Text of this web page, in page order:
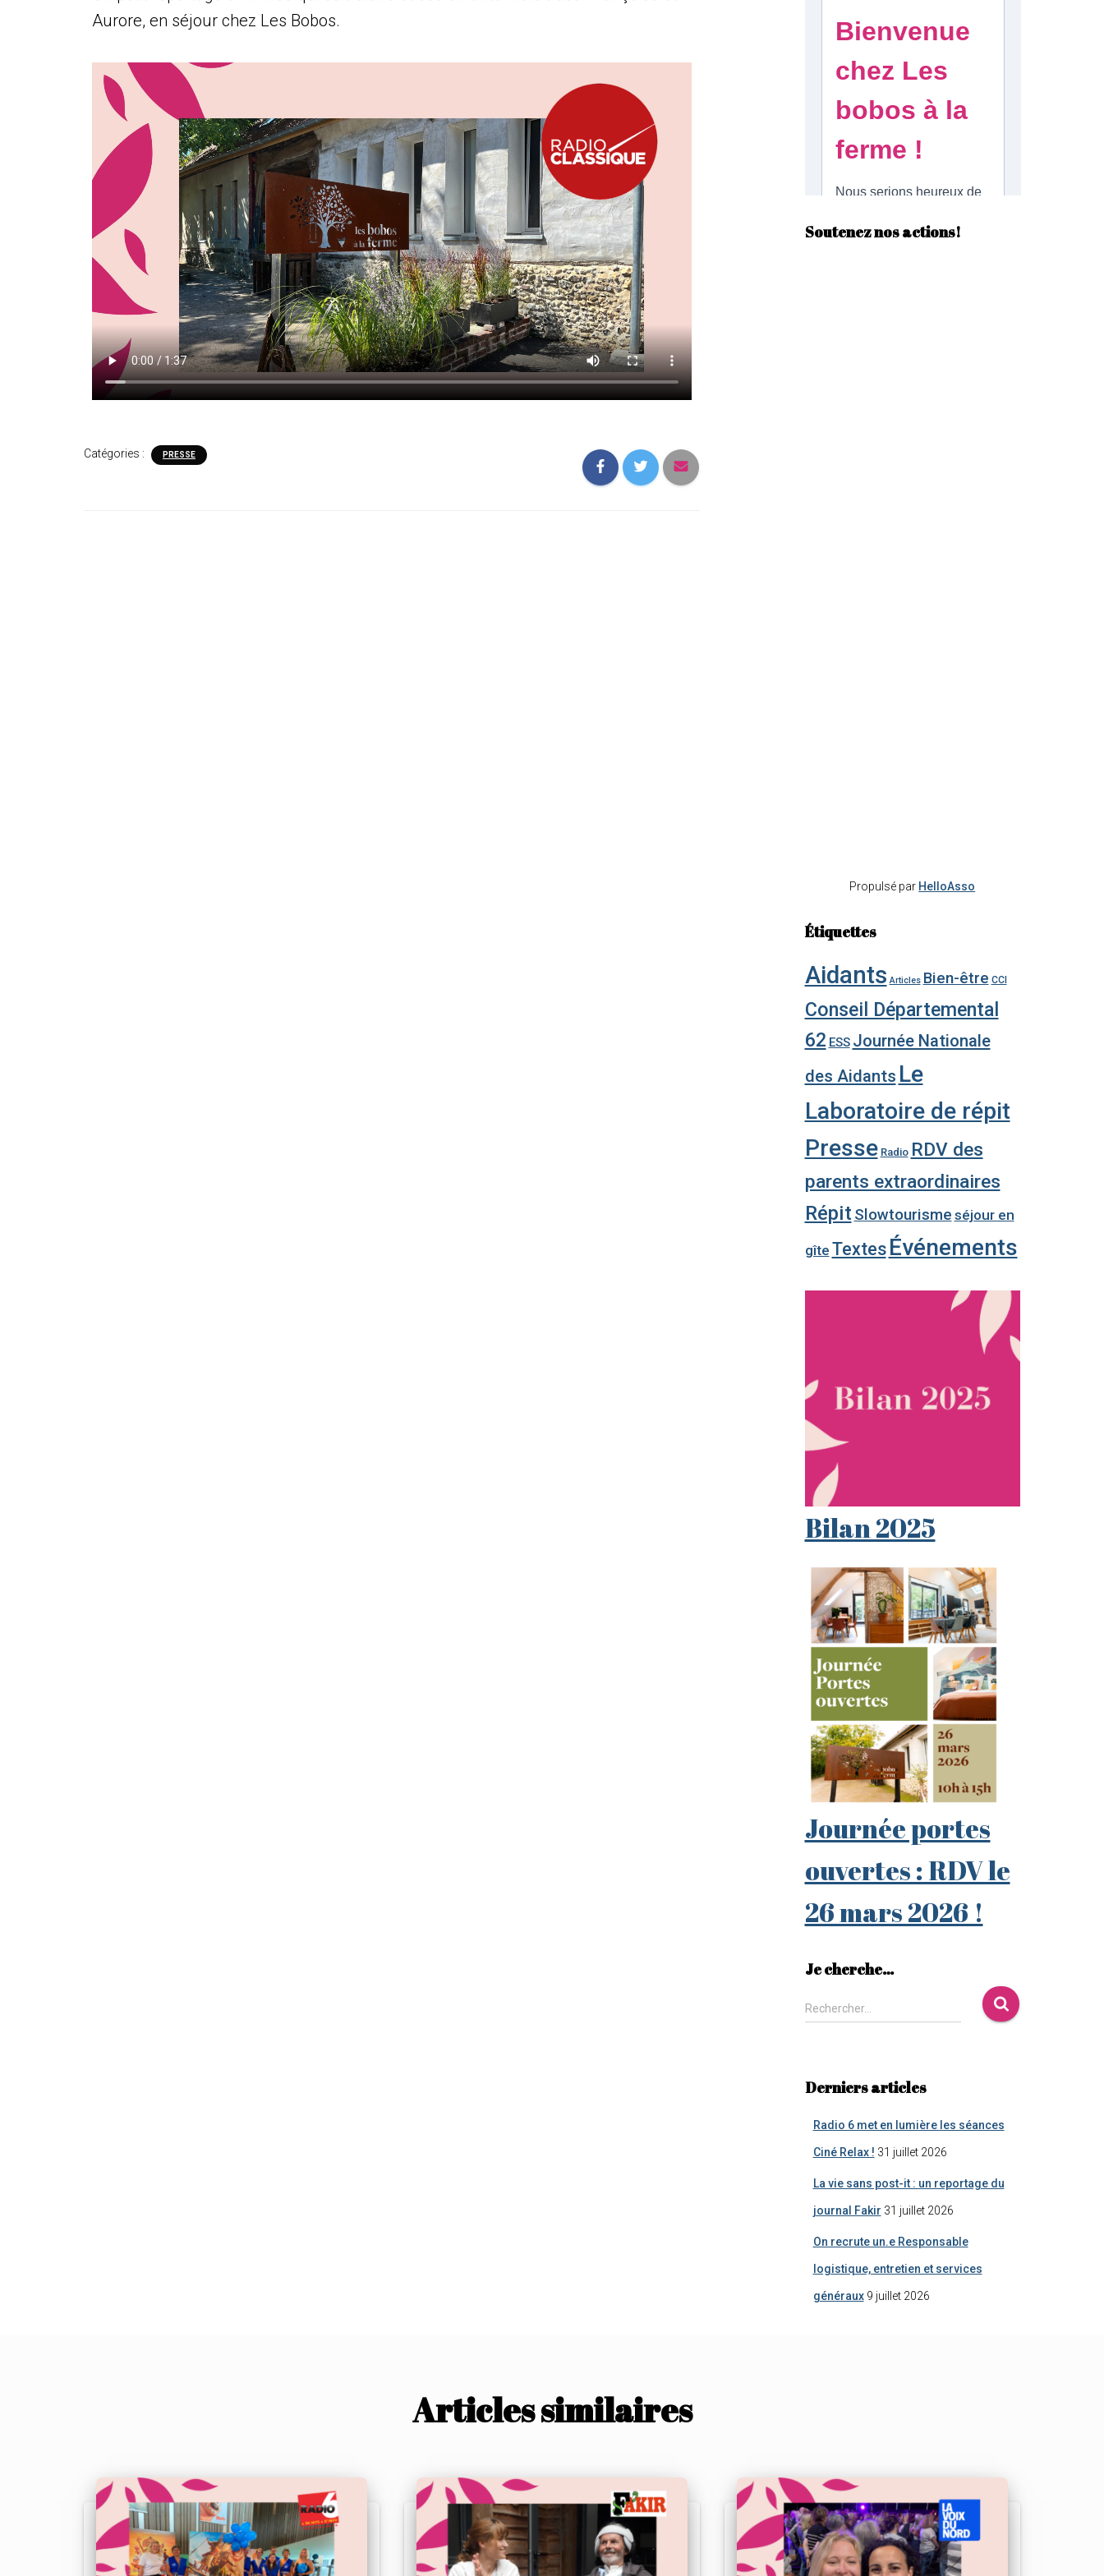
Aurore, en séjour chez Les Bobos.
Catégories : PRESSE
Soutenez nos actions!
Propulsé par HelloAsso
Étiquettes
Aidants Articles Bien-être CCI
Conseil Départemental
62 ESS Journée Nationale
des Aidants Le
Laboratoire de répit
Presse Radio RDV des
parents extraordinaires
Répit Slowtourisme séjour en
gîte Textes Événements
Bilan 2025
Journée portes
ouvertes : RDV le
26 mars 2026 !
Je cherche…
Rechercher…
Derniers articles
Radio 6 met en lumière les séances
Ciné Relax ! 31 juillet 2026
La vie sans post-it : un reportage du
journal Fakir 31 juillet 2026
On recrute un.e Responsable
logistique, entretien et services
généraux 9 juillet 2026
Articles similaires